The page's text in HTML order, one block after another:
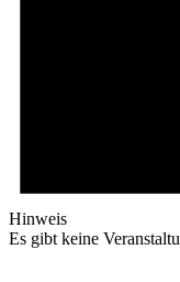
Hinweis
Es gibt keine